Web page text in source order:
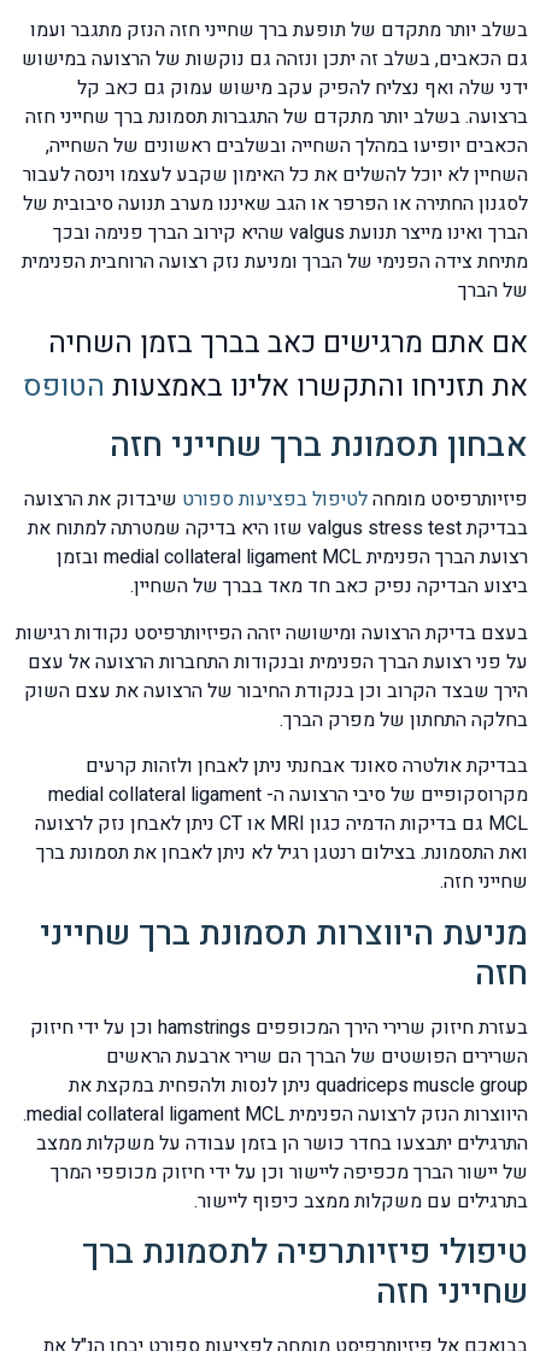
בשלב יותר מתקדם של תופעת ברך שחייני חזה הנזק מתגבר ועמו
גם הכאבים, בשלב זה יתכן ונזהה גם נוקשות של הרצועה במישוש
ידני שלה ואף נצליח להפיק עקב מישוש עמוק גם כאב קל
ברצועה. בשלב יותר מתקדם של התגברות תסמונת ברך שחייני חזה
הכאבים יופיעו במהלך השחייה ובשלבים ראשונים של השחייה,
השחיין לא יוכל להשלים את כל האימון שקבע לעצמו וינסה לעבור
לסגנון החתירה או הפרפר או הגב שאיננו מערב תנועה סיבובית של
הברך ואינו מייצר תנועת valgus שהיא קירוב הברך פנימה ובכך
מתיחת צידה הפנימי של הברך ומניעת נזק רצועה הרוחבית הפנימית
של הברך
אם אתם מרגישים כאב בברך בזמן השחיה
את תזניחו והתקשרו אלינו באמצעות הטופס
אבחון תסמונת ברך שחייני חזה
פיזיותרפיסט מומחהלטיפול בפציעות ספורט שיבדוק את הרצועה
בבדיקת valgus stress test שזו היא בדיקה שמטרתה למתוח את
רצועת הברך הפנימית medial collateral ligament MCL ובזמן
ביצוע הבדיקה נפיק כאב חד מאד בברך של השחיין.
בעצם בדיקת הרצועה ומישושה יזהה הפיזיותרפיסט נקודות רגישות
על פני רצועת הברך הפנימית ובנקודות התחברות הרצועה אל עצם
הירך שבצד הקרוב וכן בנקודת החיבור של הרצועה את עצם השוק
בחלקה התחתון של מפרק הברך.
בבדיקת אולטרה סאונד אבחנתי ניתן לאבחן ולזהות קרעים
מקרוסקופיים של סיבי הרצועה ה- medial collateral ligament
MCL גם בדיקות הדמיה כגון MRI או CT ניתן לאבחן נזק לרצועה
ואת התסמונת. בצילום רנטגן רגיל לא ניתן לאבחן את תסמונת ברך
שחייני חזה.
מניעת היווצרות תסמונת ברך שחייני
חזה
בעזרת חיזוק שרירי הירך המכופפים hamstrings וכן על ידי חיזוק
השרירים הפושטים של הברך הם שריר ארבעת הראשים
quadriceps muscle group ניתן לנסות ולהפחית במקצת את
היווצרות הנזק לרצועה הפנימית medial collateral ligament MCL.
התרגילים יתבצעו בחדר כושר הן בזמן עבודה על משקלות ממצב
של יישור הברך מכפיפה ליישור וכן על ידי חיזוק מכופפי המרך
בתרגילים עם משקלות ממצב כיפוף ליישור.
טיפולי פיזיותרפיה לתסמונת ברך
שחייני חזה